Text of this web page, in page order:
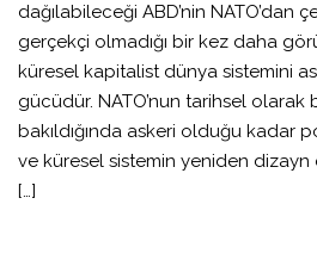
dağılabileceği ABD’nin NATO’dan
gerçekçi olmadığı bir kez daha
küresel kapitalist dünya sistemini
gücüdür. NATO’nun tarihsel
bakıldığında askeri olduğu kadar
ve küresel sistemin yeniden
[…]